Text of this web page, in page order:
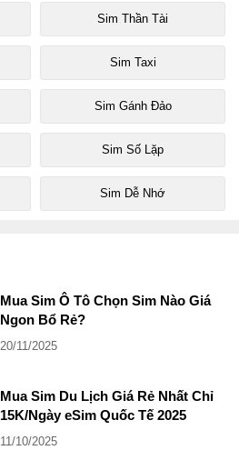
Sim Thần Tài
Sim Taxi
Sim Gánh Đảo
Sim Số Lặp
Sim Dễ Nhớ
Mua Sim Ô Tô Chọn Sim Nào Giá
Ngon Bổ Rẻ?
20/11/2025
Mua Sim Du Lịch Giá Rẻ Nhất Chỉ
15K/Ngày eSim Quốc Tế 2025
11/10/2025